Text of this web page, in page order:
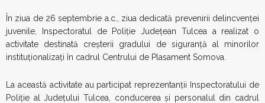
În ziua de 26 septembrie a.c., ziua dedicată prevenirii delincvenței
juvenile, Inspectoratul de Poliție Județean Tulcea a realizat o
activitate destinată creșterii gradului de siguranță al minorilor
instituționalizați în cadrul Centrului de Plasament Somova.
La această activitate au participat reprezentanții Inspectoratului de
Poliție al Județului Tulcea, conducerea și personalul din cadrul